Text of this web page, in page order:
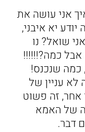
אני עושה את
יא איבני,
שואל? נו
אבל כמה?!!!!!!
כמה שנכנס!
לא עניין של
אחר, זה פשוט
של האמא
דבר.